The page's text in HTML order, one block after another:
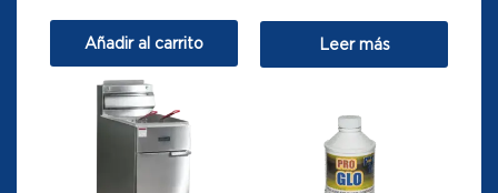
Añadir al carrito Leer más